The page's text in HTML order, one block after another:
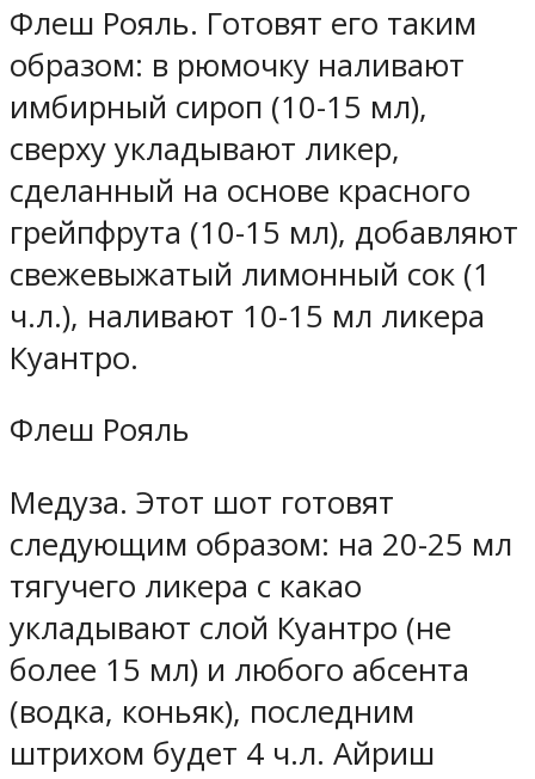
Флеш Рояль. Готовят его таким
образом: в рюмочку наливают
имбирный сироп (10-15 мл),
сверху укладывают ликер,
сделанный на основе красного
грейпфрута (10-15 мл), добавляют
свежевыжатый лимонный сок (1
ч.л.), наливают 10-15 мл ликера
Куантро.
Флеш Рояль
Медуза. Этот шот готовят
следующим образом: на 20-25 мл
тягучего ликера с какао
укладывают слой Куантро (не
более 15 мл) и любого абсента
(водка, коньяк), последним
штрихом будет 4 ч.л. Айриш